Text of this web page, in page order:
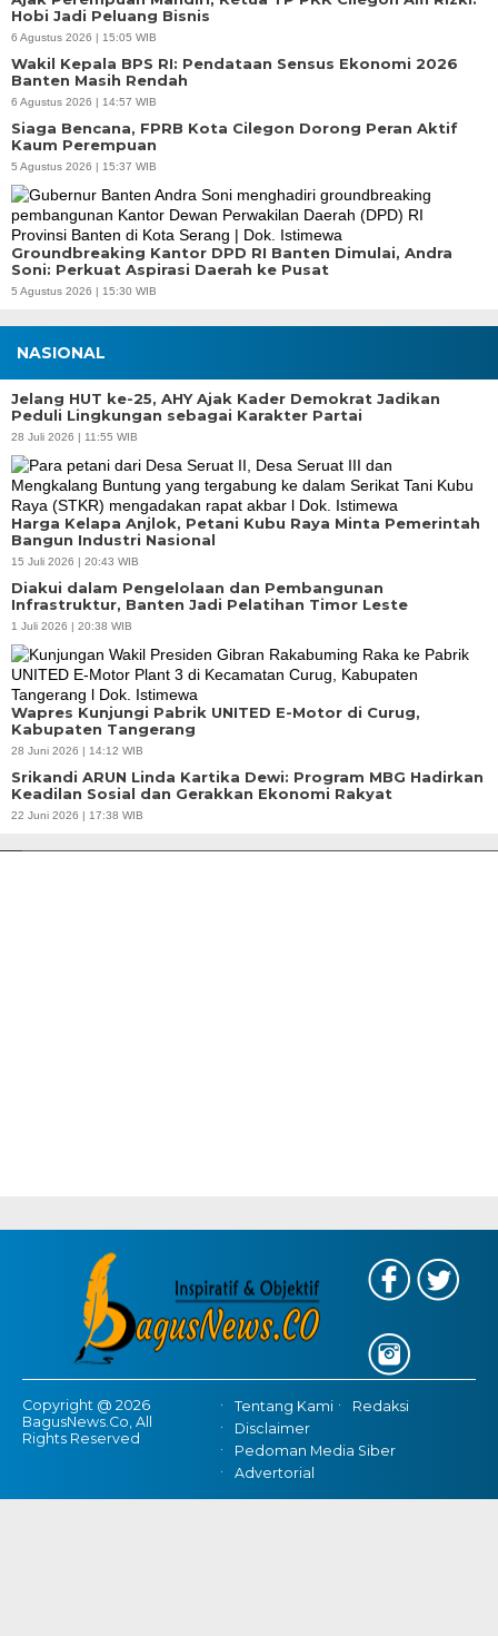
Hobi Jadi Peluang Bisnis
6 Agustus 2026 | 15:05 WIB
Wakil Kepala BPS RI: Pendataan Sensus Ekonomi 2026
Banten Masih Rendah
6 Agustus 2026 | 14:57 WIB
Siaga Bencana, FPRB Kota Cilegon Dorong Peran Aktif
Kaum Perempuan
5 Agustus 2026 | 15:37 WIB
Groundbreaking Kantor DPD RI Banten Dimulai, Andra
Soni: Perkuat Aspirasi Daerah ke Pusat
5 Agustus 2026 | 15:30 WIB
NASIONAL
Jelang HUT ke-25, AHY Ajak Kader Demokrat Jadikan
Peduli Lingkungan sebagai Karakter Partai
28 Juli 2026 | 11:55 WIB
Harga Kelapa Anjlok, Petani Kubu Raya Minta Pemerintah
Bangun Industri Nasional
15 Juli 2026 | 20:43 WIB
Diakui dalam Pengelolaan dan Pembangunan
Infrastruktur, Banten Jadi Pelatihan Timor Leste
1 Juli 2026 | 20:38 WIB
Wapres Kunjungi Pabrik UNITED E-Motor di Curug,
Kabupaten Tangerang
28 Juni 2026 | 14:12 WIB
Srikandi ARUN Linda Kartika Dewi: Program MBG Hadirkan
Keadilan Sosial dan Gerakkan Ekonomi Rakyat
22 Juni 2026 | 17:38 WIB
Copyright @ 2026
BagusNews.Co, All
Rights Reserved
Tentang Kami
Redaksi
Disclaimer
Pedoman Media Siber
Advertorial